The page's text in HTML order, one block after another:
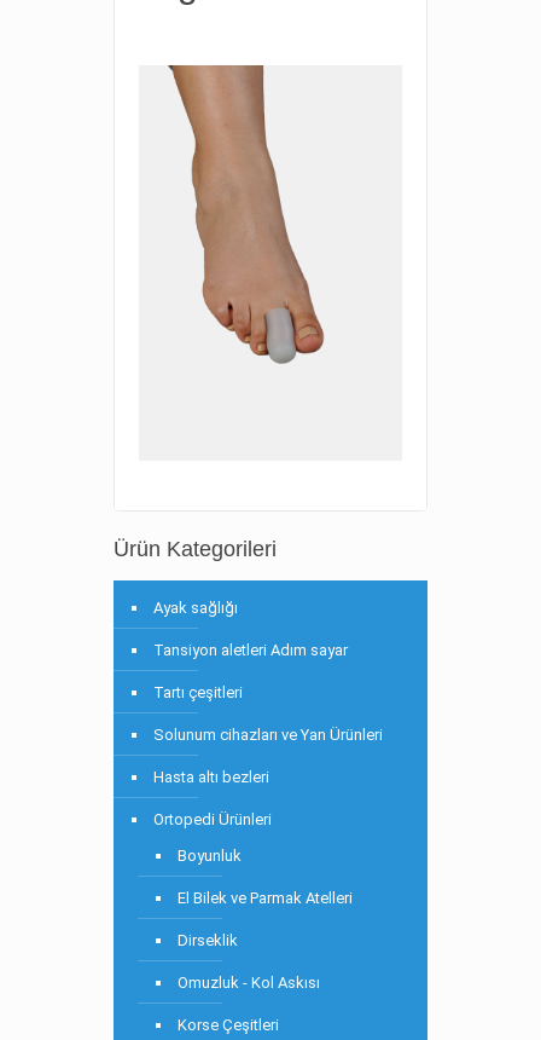
Ürün Kategorileri
Ayak sağlığı
Tansiyon aletleri Adım sayar
Tartı çeşitleri
Solunum cihazları ve Yan Ürünleri
Hasta altı bezleri
Ortopedi Ürünleri
Boyunluk
El Bilek ve Parmak Atelleri
Dirseklik
Omuzluk - Kol Askısı
Korse Çeşitleri